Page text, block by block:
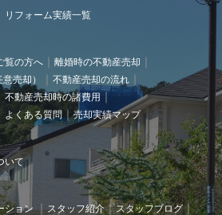
リフォーム実績一覧
覧の方へ
離婚時の不動産売却
売却）
不動産売却の流れ
不動産売却時の諸費用
よくある質問 売却実績マップ
いて
ション スタッフ紹介
スタッフブログ